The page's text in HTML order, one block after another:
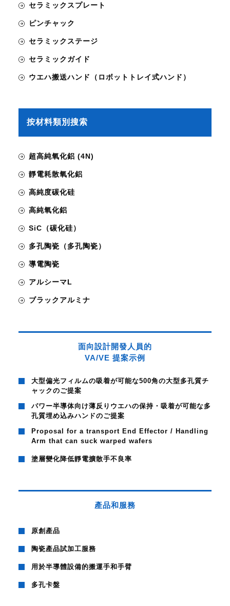
セラミックスプレート
ピンチャック
セラミックステージ
セラミックガイド
ウエハ搬送ハンド（ロボットトレイ式ハンド）
按材料類別搜索
超高純氧化鋁 (4N)
靜電耗散氧化鋁
高純度碳化硅
高純氧化鋁
SiC（碳化硅）
多孔陶瓷（多孔陶瓷）
導電陶瓷
アルシーマL
ブラックアルミナ
面向設計開發人員的
VA/VE 提案示例
大型偏光フィルムの吸着が可能な500角の大型多孔質チ
ャックのご提案
パワー半導体向け薄反りウエハの保持・吸着が可能な多
孔質埋め込みハンドのご提案
Proposal for a transport End Effector / Handling
Arm that can suck warped wafers
塗層變化降低靜電擴散手不良率
產品和服務
原創產品
陶瓷產品試加工服務
用於半導體設備的搬運手和手臂
多孔卡盤